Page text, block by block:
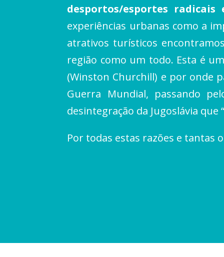
desportos/esportes
experiências urbanas como a
atrativos turísticos
região como um todo. Esta é
(Winston Churchill) e por onde
Guerra Mundial, passando
desintegração da Jugoslávia que
Por todas estas razões e tantas